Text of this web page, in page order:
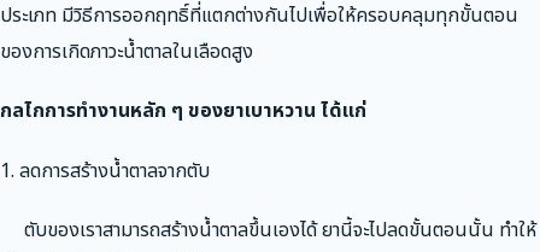
ประเภท มีวิธีการออกฤทธิ์ที่แตกต่างกันไปเพื่อให้ครอบคลุมทุกขั้นตอน
ของการเกิดภาวะน้ำตาลในเลือดสูง
กลไกการทำงานหลัก ๆ ของยาเบาหวาน ได้แก่
1. ลดการสร้างน้ำตาลจากตับ
ตับของเราสามารถสร้างน้ำตาลขึ้นเองได้ ยานี้จะไปลดขั้นตอนนั้น ทำให้